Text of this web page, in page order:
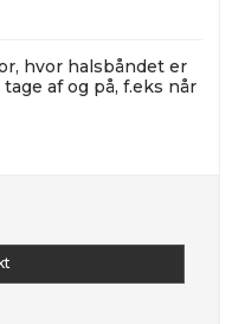
hvor halsbåndet er
af og på, f.eks når